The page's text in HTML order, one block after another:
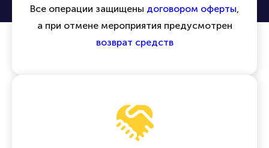
Все операции защищены договором оферты,
а при отмене мероприятия предусмотрен
возврат средств